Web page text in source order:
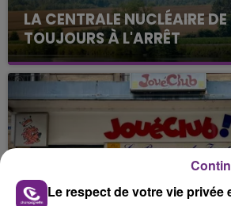
LA CENTRALE NUCLÉAIRE
TOUJOURS À L'ARRÊT
Cela fait déjà une semaine que
nucléaire ardennaise est à
justifiée par la sécheresse
présente.
Le respect de votre vie privée